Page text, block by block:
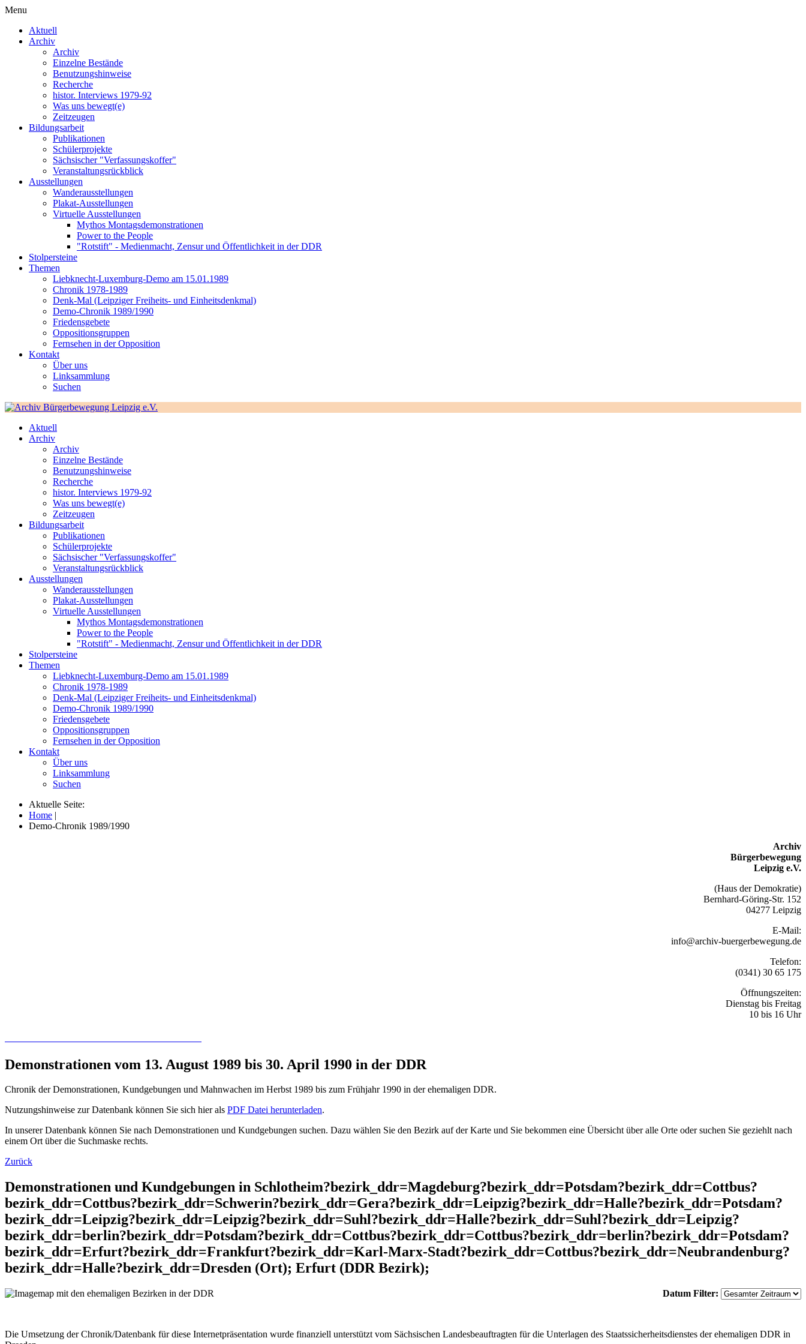
Menu
Aktuell
Archiv
Archiv
Einzelne Bestände
Benutzungshinweise
Recherche
histor. Interviews 1979-92
Was uns bewegt(e)
Zeitzeugen
Bildungsarbeit
Publikationen
Schülerprojekte
Sächsischer "Verfassungskoffer"
Veranstaltungsrückblick
Ausstellungen
Wanderausstellungen
Plakat-Ausstellungen
Virtuelle Ausstellungen
Mythos Montagsdemonstrationen
Power to the People
"Rotstift" - Medienmacht, Zensur und Öffentlichkeit in der DDR
Stolpersteine
Themen
Liebknecht-Luxemburg-Demo am 15.01.1989
Chronik 1978-1989
Denk-Mal (Leipziger Freiheits- und Einheitsdenkmal)
Demo-Chronik 1989/1990
Friedensgebete
Oppositionsgruppen
Fernsehen in der Opposition
Kontakt
Über uns
Linksammlung
Suchen
Aktuell
Archiv
Archiv
Einzelne Bestände
Benutzungshinweise
Recherche
histor. Interviews 1979-92
Was uns bewegt(e)
Zeitzeugen
Bildungsarbeit
Publikationen
Schülerprojekte
Sächsischer "Verfassungskoffer"
Veranstaltungsrückblick
Ausstellungen
Wanderausstellungen
Plakat-Ausstellungen
Virtuelle Ausstellungen
Mythos Montagsdemonstrationen
Power to the People
"Rotstift" - Medienmacht, Zensur und Öffentlichkeit in der DDR
Stolpersteine
Themen
Liebknecht-Luxemburg-Demo am 15.01.1989
Chronik 1978-1989
Denk-Mal (Leipziger Freiheits- und Einheitsdenkmal)
Demo-Chronik 1989/1990
Friedensgebete
Oppositionsgruppen
Fernsehen in der Opposition
Kontakt
Über uns
Linksammlung
Suchen
Aktuelle Seite:
Home |
Demo-Chronik 1989/1990
Archiv
Bürgerbewegung
Leipzig e.V.
(Haus der Demokratie)
Bernhard-Göring-Str. 152
04277 Leipzig
E-Mail:
info@archiv-buergerbewegung.de
Telefon:
(0341) 30 65 175
Öffnungszeiten:
Dienstag bis Freitag
10 bis 16 Uhr
Demonstrationen vom 13. August 1989 bis 30. April 1990 in der DDR
Chronik der Demonstrationen, Kundgebungen und Mahnwachen im Herbst 1989 bis zum Frühjahr 1990 in der ehemaligen DDR.
Nutzungshinweise zur Datenbank können Sie sich hier als PDF Datei herunterladen.
In unserer Datenbank können Sie nach Demonstrationen und Kundgebungen suchen. Dazu wählen Sie den Bezirk auf der Karte und Sie bekommen eine Übersicht über alle Orte oder suchen Sie geziehlt nach
einem Ort über die Suchmaske rechts.
Zurück
Demonstrationen und Kundgebungen in Schlotheim?bezirk_ddr=Magdeburg?bezirk_ddr=Potsdam?bezirk_ddr=Cottbus?
bezirk_ddr=Cottbus?bezirk_ddr=Schwerin?bezirk_ddr=Gera?bezirk_ddr=Leipzig?bezirk_ddr=Halle?bezirk_ddr=Potsdam?
bezirk_ddr=Leipzig?bezirk_ddr=Leipzig?bezirk_ddr=Suhl?bezirk_ddr=Halle?bezirk_ddr=Suhl?bezirk_ddr=Leipzig?
bezirk_ddr=berlin?bezirk_ddr=Potsdam?bezirk_ddr=Cottbus?bezirk_ddr=Cottbus?bezirk_ddr=berlin?bezirk_ddr=Potsdam?
bezirk_ddr=Erfurt?bezirk_ddr=Frankfurt?bezirk_ddr=Karl-Marx-Stadt?bezirk_ddr=Cottbus?bezirk_ddr=Neubrandenburg?
bezirk_ddr=Halle?bezirk_ddr=Dresden (Ort); Erfurt (DDR Bezirk);
Datum Filter:
Die Umsetzung der Chronik/Datenbank für diese Internetpräsentation wurde finanziell unterstützt vom Sächsischen Landesbeauftragten für die Unterlagen des Staatssicherheitsdienstes der ehemaligen DDR in